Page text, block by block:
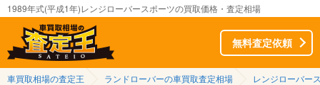
1989年式(平成1年)レンジローバースポーツの買取価格・査定相場
無料査定依頼
車買取相場の査定王 ランドローバーの車買取査定相場 レンジローバー